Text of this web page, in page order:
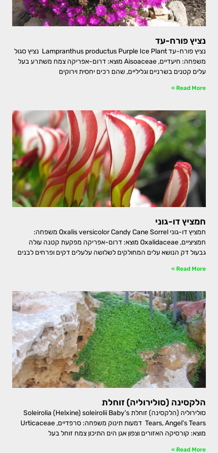
נציץ פורח-עד
נציץ פורח-עד Lampranthus productus Purple Ice Plant נציץ סגול
משפחה: חיעדיים, Aisoaceae מוצא: דרום-אפריקה צמח משתרע בעל
עלים קטנים בשרניים וגליליים, שהם רכים יחסית וירוקים
Read More »
חמציץ דו-גוני
חמציץ דו-גוני Oxalis versicolor Candy Cane Sorrel משפחה:
חמציציים, Oxalidaceae מוצא: דרום-אפריקה מפקעת קטנה עולה
גבעול דק הנושא עלים המחולקים לשלושה עלעלים דקים ופרחים לבנים
Read More »
הלקסינה (סולירוליה) זוחלת
סולירוליה (הלקסינה) זוחלת Soleirolia (Helxine) soleirolii Baby's
Tears, Angel's Tears דמעות תינוק משפחה: סרפדיים, Urticaceae
מוצא: קורסיקה האזורים וצפון אגן הים התיכון צמח זוחל בעל
Read More »